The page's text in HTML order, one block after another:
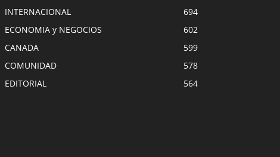
INTERNACIONAL
694
ECONOMIA y NEGOCIOS
602
CANADA
599
COMUNIDAD
578
EDITORIAL
564